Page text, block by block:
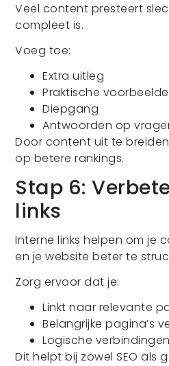
Veel content presteert
compleet is.
Voeg toe:
Extra uitleg
Praktische
Diepgang
Antwoorden op
Door content uit te
op betere rankings.
Stap 6:
links
Interne links helpen om je
en je website beter te
Zorg ervoor dat je:
Linkt naar relevante
Belangrijke pagina’s
Logische
Dit helpt bij zowel SEO als